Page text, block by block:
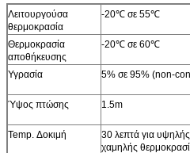
Λειτουργούσα
θερμοκρασία
-20℃ σε 55℃
Θερμοκρασία
αποθήκευσης
-20℃ σε 60℃
Υγρασία 5% σε 95% (non-
Ύψος πτώσης 1.5m
Temp. Δοκιμή
30 λεπτά για
χαμηλής